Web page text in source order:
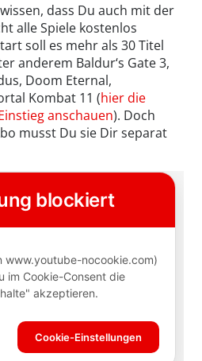
dass Du auch mit der
alle Spiele kostenlos
soll es mehr als 30 Titel
anderem Baldur‘s Gate 3,
Doom Eternal,
Kombat 11 (hier die
anschauen). Doch
musst Du sie Dir separat